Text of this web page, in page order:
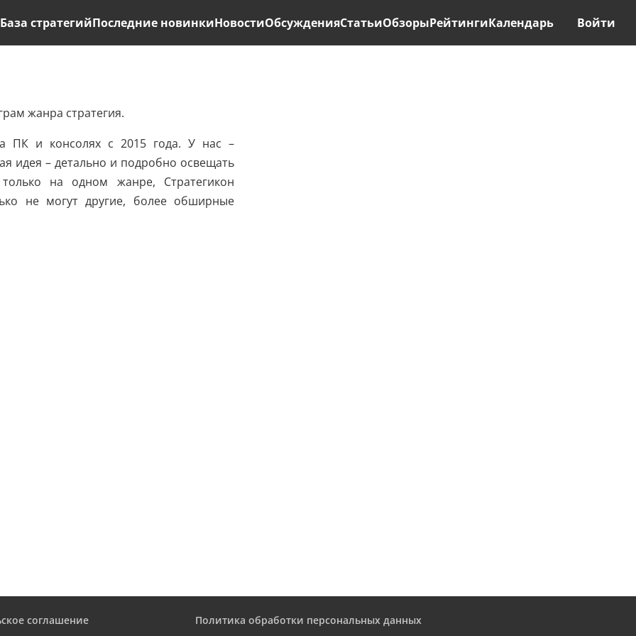
База стратегийПоследние новинкиНовостиОбсужденияСтатьиОбзорыРейтингиКалендарь Войти
жанра стратегия.
ПК и консолях с 2015 года. У нас –
идея – детально и подробно освещать
на одном жанре, Стратегикон
не могут другие, более обширные
соглашение
Политика обработки персональных данных